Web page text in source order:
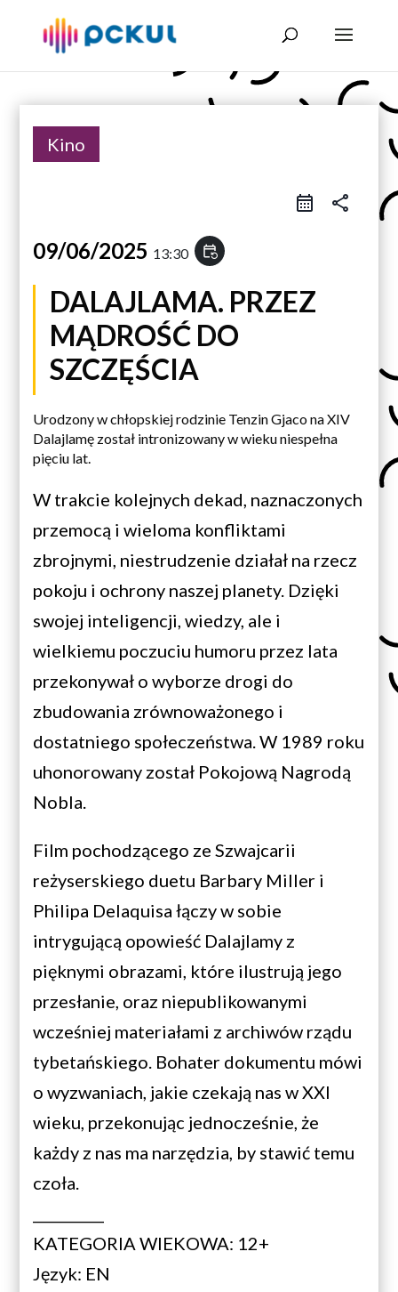
Kino
share
09/06/2025 13:30 event_repeat
DALAJLAMA. PRZEZ
MĄDROŚĆ DO
SZCZĘŚCIA
Urodzony w chłopskiej rodzinie Tenzin Gjaco na XIV
Dalajlamę został intronizowany w wieku niespełna
pięciu lat.
W trakcie kolejnych dekad, naznaczonych
przemocą i wieloma konfliktami
zbrojnymi, niestrudzenie działał na rzecz
pokoju i ochrony naszej planety. Dzięki
swojej inteligencji, wiedzy, ale i
wielkiemu poczuciu humoru przez lata
przekonywał o wyborze drogi do
zbudowania zrównoważonego i
dostatniego społeczeństwa. W 1989 roku
uhonorowany został Pokojową Nagrodą
Nobla.
Film pochodzącego ze Szwajcarii
reżyserskiego duetu Barbary Miller i
Philipa Delaquisa łączy w sobie
intrygującą opowieść Dalajlamy z
pięknymi obrazami, które ilustrują jego
przesłanie, oraz niepublikowanymi
wcześniej materiałami z archiwów rządu
tybetańskiego. Bohater dokumentu mówi
o wyzwaniach, jakie czekają nas w XXI
wieku, przekonując jednocześnie, że
każdy z nas ma narzędzia, by stawić temu
czoła.
KATEGORIA WIEKOWA: 12+
Język: EN